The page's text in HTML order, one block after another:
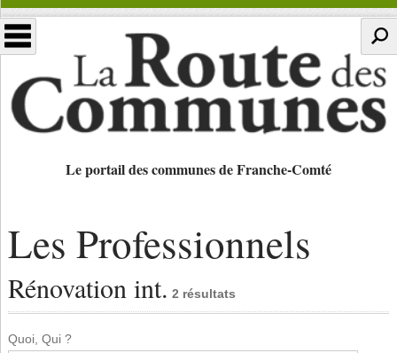
Le portail des communes de Franche-Comté
Les Professionnels
Rénovation int. 2 résultats
Quoi, Qui ?